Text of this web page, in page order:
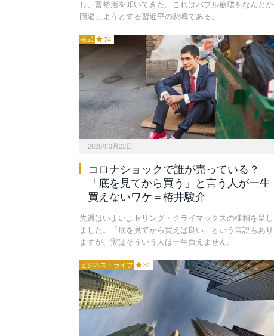
し、富裕層を叩いてきた。これはバブル崩壊をなんとか
回避しようとする習近平の悲鳴である。
株式 74
2020年3月23日
コロナショックで誰が売っている？
「底を見てから買う」と言う人が一生
買えないワケ＝栫井駿介
先週はいよいよセリング・クライマックスの様相を呈し
ました。「底を見てから買えば良い」という言説もあり
ますが、実はそういう人は一生買えません。
ビジネス・ライフ 31